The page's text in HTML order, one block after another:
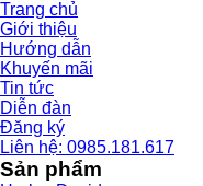
Trang chủ
Giới thiệu
Hướng dẫn
Khuyến mãi
Tin tức
Diễn đàn
Đăng ký
Liên hệ: 0985.181.617
Sản phẩm